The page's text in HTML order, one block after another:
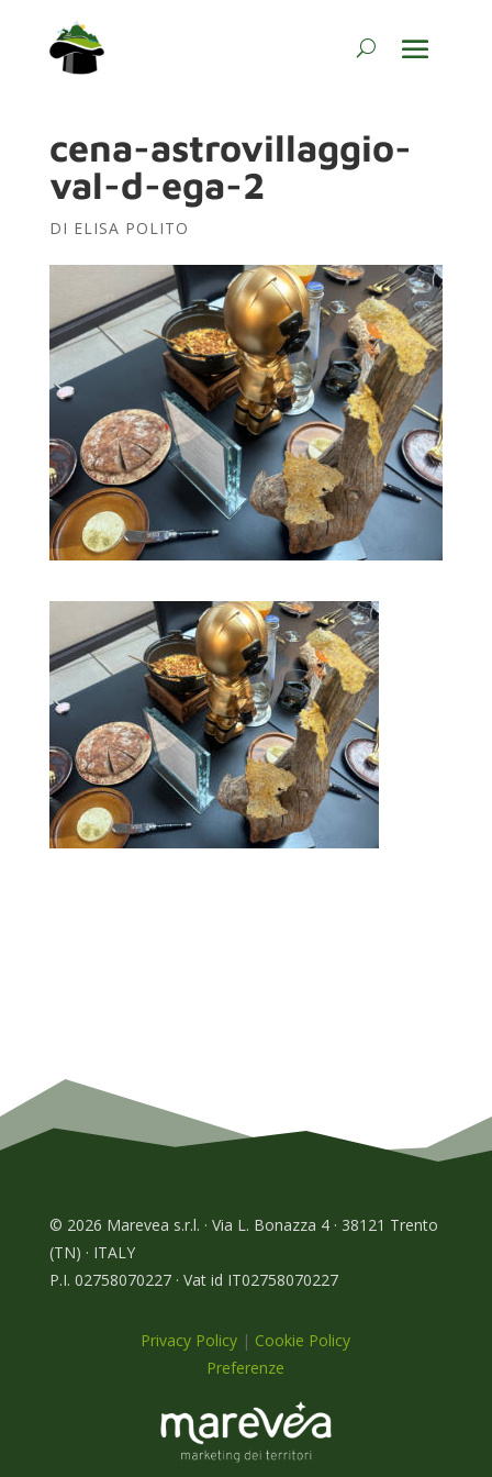
cena-astrovillaggio-
val-d-ega-2
DI ELISA POLITO
© 2026 Marevea s.r.l. · Via L. Bonazza 4 · 38121 Trento
(TN) · ITALY
P.I. 02758070227 · Vat id IT02758070227
Privacy Policy | Cookie Policy
Preferenze